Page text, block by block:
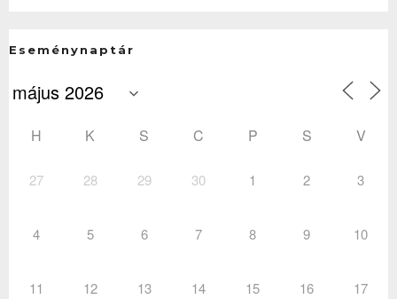
Eseménynaptár
H K S C P S V
27 28 29 30 1 2 3
4 5 6 7 8 9 10
11 12 13 14 15 16 17